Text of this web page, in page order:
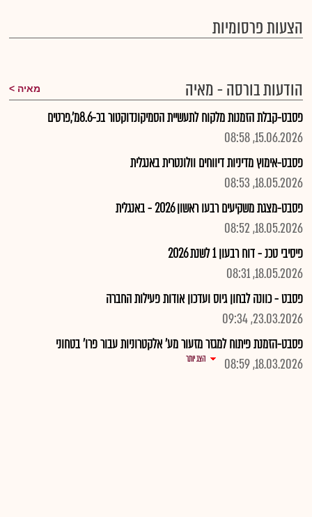
הצעות פרסומיות
הודעות בורסה - מאיה מאיה
פסבט-קבלת הזמנות מלקוח לתעשיית הסמיקונדוקטור בכ-8.6מ',פרטים
15.06.2026, 08:58
פסבט-אימוץ מדיניות דיווחים וולונטרית באנגלית
18.05.2026, 08:53
פסבט-מצגת משקיעים רבעו ראשון 2026 - באנגלית
18.05.2026, 08:52
פיסיבי טכנ - דוח רבעון 1 לשנת 2026
18.05.2026, 08:31
פסבט - כוונה לבחון גיוס ועדכון אודות פעילות החברה
23.03.2026, 09:34
פסבט-הזמנת פיתוח למגזר מזעור מע' אלקטרוניות עבור פרו' בטחוני
18.03.2026, 08:59
הצג יותר